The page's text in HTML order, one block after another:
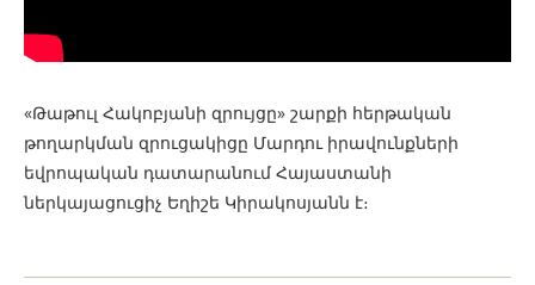
«Թաթուլ Հակոբյանի զրույցը» շարքի հերթական
թողարկման զրուցակիցը Մարդու իրավունքների
եվրոպական դատարանում Հայաստանի
ներկայացուցիչ Եղիշե Կիրակոսյանն է։